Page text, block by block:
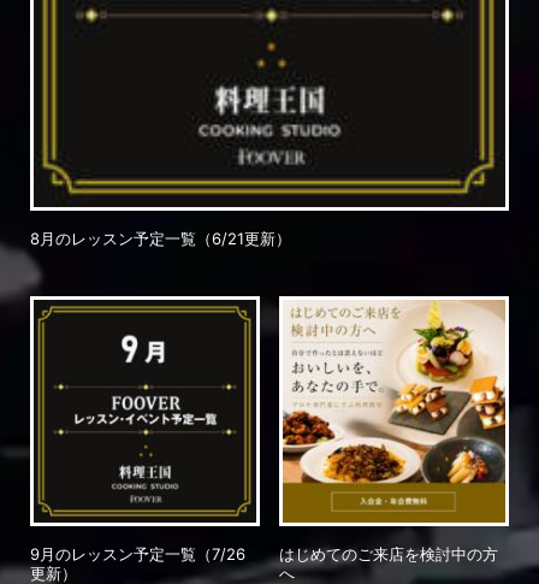
8月のレッスン予定一覧（6/21更新）
9月のレッスン予定一覧（7/26
更新）
はじめてのご来店を検討中の方
へ